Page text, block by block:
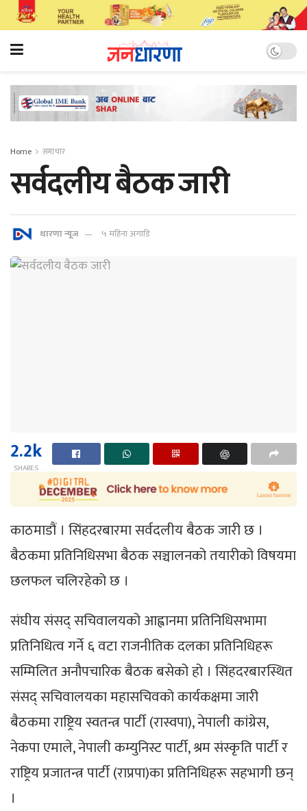
Home समाचार
सर्वदलीय बैठक जारी
धारणा न्यूज ५ महिना अगाडि
2.2k
SHARES
काठमाडौं । सिंहदरबारमा सर्वदलीय बैठक जारी छ ।
बैठकमा प्रतिनिधिसभा बैठक सञ्चालनको तयारीको विषयमा
छलफल चलिरहेको छ ।
संघीय संसद् सचिवालयको आह्वानमा प्रतिनिधिसभामा
प्रतिनिधित्व गर्ने ६ वटा राजनीतिक दलका प्रतिनिधिहरू
सम्मिलित अनौपचारिक बैठक बसेको हो । सिंहदरबारस्थित
संसद् सचिवालयका महासचिवको कार्यकक्षमा जारी
बैठकमा राष्ट्रिय स्वतन्त्र पार्टी (रास्वपा), नेपाली कांग्रेस,
नेकपा एमाले, नेपाली कम्युनिस्ट पार्टी, श्रम संस्कृति पार्टी र
राष्ट्रिय प्रजातन्त्र पार्टी (राप्रपा)का प्रतिनिधिहरू सहभागी छन्
।